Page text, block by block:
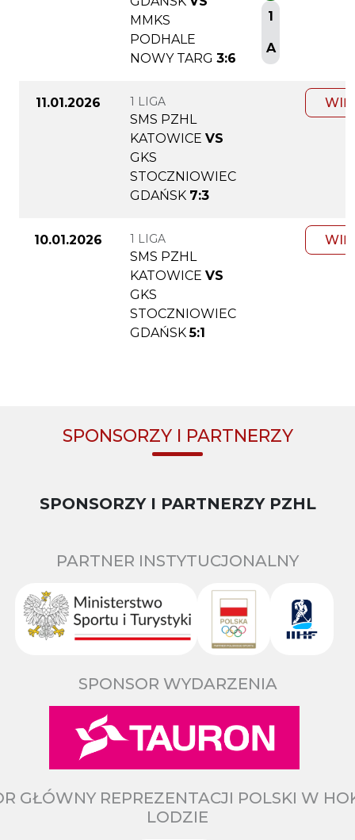
MMKS
PODHALE
NOWY TARG 3:6
1
A
11.01.2026 1 LIGA
SMS PZHL
KATOWICE VS
GKS
STOCZNIOWIEC
GDAŃSK 7:3
10.01.2026 1 LIGA
SMS PZHL
KATOWICE VS
GKS
STOCZNIOWIEC
GDAŃSK 5:1
SPONSORZY I PARTNERZY
SPONSORZY I PARTNERZY PZHL
PARTNER INSTYTUCJONALNY
SPONSOR WYDARZENIA
GŁÓWNY REPREZENTACJI POLSKI W
LODZIE